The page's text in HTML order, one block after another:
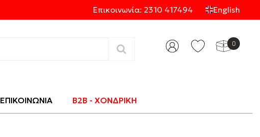
Επικοινωνία: 2310 417494 English
0
ΕΠΙΚΟΙΝΩΝΙΑ B2B - ΧΟΝΔΡΙΚΗ